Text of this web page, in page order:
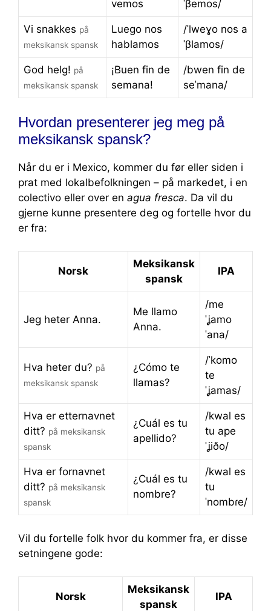
vemos ˈβemos/
Vi snakkes på
meksikansk spansk
Luego nos
hablamos
/ˈlweɣo nos a
ˈβlamos/
God helg! på
meksikansk spansk
¡Buen fin de
semana!
/bwen fin de
seˈmana/
Hvordan presenterer jeg meg på
meksikansk spansk?
Når du er i Mexico, kommer du før eller siden i
prat med lokalbefolkningen – på markedet, i en
colectivo eller over en agua fresca. Da vil du
gjerne kunne presentere deg og fortelle hvor du
er fra:
Norsk
Meksikansk
spansk
IPA
Jeg heter Anna.
Me llamo
Anna.
/me
ˈʝamo
ˈana/
Hva heter du? på
meksikansk spansk
¿Cómo te
llamas?
/ˈkomo
te
ˈʝamas/
Hva er etternavnet
ditt? på meksikansk
spansk
¿Cuál es tu
apellido?
/kwal es
tu ape
ˈʝiðo/
Hva er fornavnet
ditt? på meksikansk
spansk
¿Cuál es tu
nombre?
/kwal es
tu
ˈnombɾe/
Vil du fortelle folk hvor du kommer fra, er disse
setningene gode:
Norsk
Meksikansk
spansk
IPA